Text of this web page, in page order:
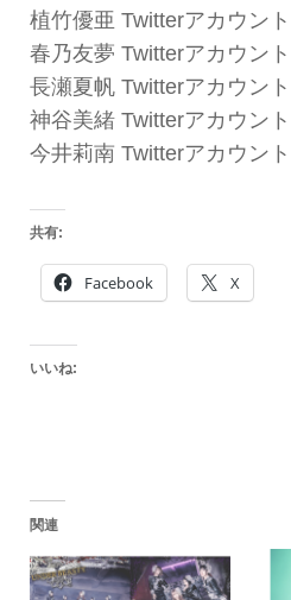
植竹優亜 Twitterアカウント
春乃友夢 Twitterアカウント
長瀬夏帆 Twitterアカウント
神谷美緒 Twitterアカウント
今井莉南 Twitterアカウント
共有:
Facebook X
いいね:
関連